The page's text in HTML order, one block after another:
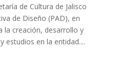
de Cultura de Jalisco
de Diseño (PAD), en
la creación, desarrollo y
estudios en la entidad....